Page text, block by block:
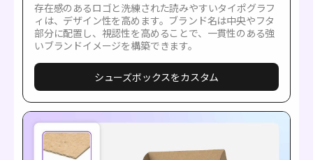
存在感のあるロゴと洗練された読みやすいタイポグラフ
ィは、デザイン性を高めます。ブランド名は中央やフタ
部分に配置し、視認性を高めることで、一貫性のある強
いブランドイメージを構築できます。
シューズボックスをカスタム